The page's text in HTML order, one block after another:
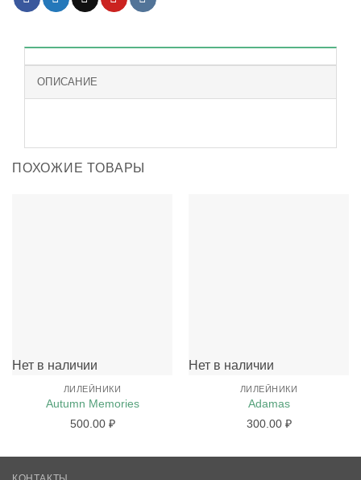
ОПИСАНИЕ
ПОХОЖИЕ ТОВАРЫ
Нет в наличии
ЛИЛЕЙНИКИ
Autumn Memories
500.00 ₽
Нет в наличии
ЛИЛЕЙНИКИ
Adamas
300.00 ₽